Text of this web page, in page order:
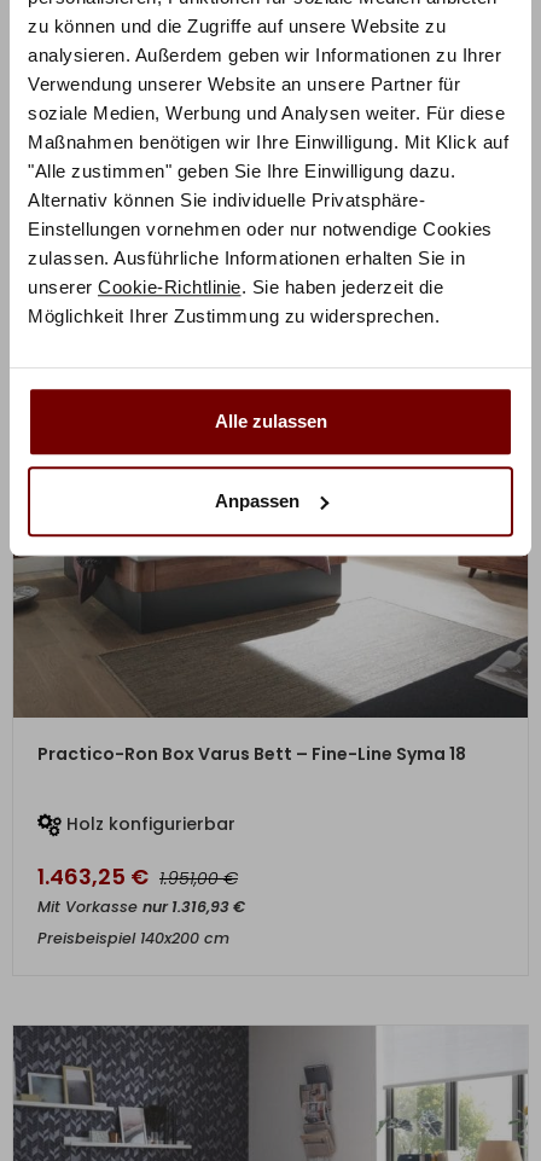
zu können und die Zugriffe auf unsere Website zu
analysieren. Außerdem geben wir Informationen zu Ihrer
Verwendung unserer Website an unsere Partner für
soziale Medien, Werbung und Analysen weiter. Für diese
Maßnahmen benötigen wir Ihre Einwilligung. Mit Klick auf
"Alle zustimmen" geben Sie Ihre Einwilligung dazu.
Alternativ können Sie individuelle Privatsphäre-
Einstellungen vornehmen oder nur notwendige Cookies
zulassen. Ausführliche Informationen erhalten Sie in
unserer Cookie-Richtlinie. Sie haben jederzeit die
Möglichkeit Ihrer Zustimmung zu widersprechen.
Alle zulassen
Anpassen
ZUM PRODUKT
Practico Box Ripo Bett – Factory-Line Bloc 16
Holz & Polsterfarbe konfigurierbar
1.604,25€ 2.139,00 €
Mit Vorkassenur1.443,83€
Preisbeispiel 140x200 cm
ZUM PRODUKT
Practico-Ron Box Varus Bett – Fine-Line Syma 18
Holz konfigurierbar
1.463,25 € 1.951,00€
Mit Vorkasse nur1.316,93€
Preisbeispiel 140x200 cm